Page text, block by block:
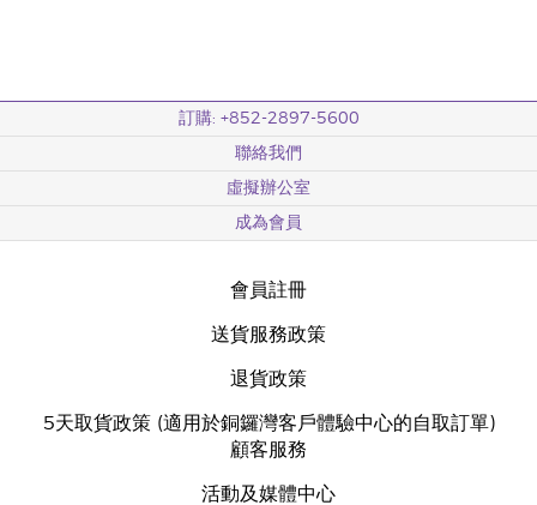
訂購: +852-2897-5600
聯絡我們
虛擬辦公室
成為會員
會員註冊
送貨服務政策
退貨政策
5天取貨政策 (適用於銅鑼灣客戶體驗中心的自取訂單)
顧客服務
活動及媒體中心